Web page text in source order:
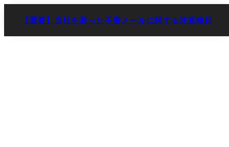
【重要】当社を装った不審メールに関する注意喚起